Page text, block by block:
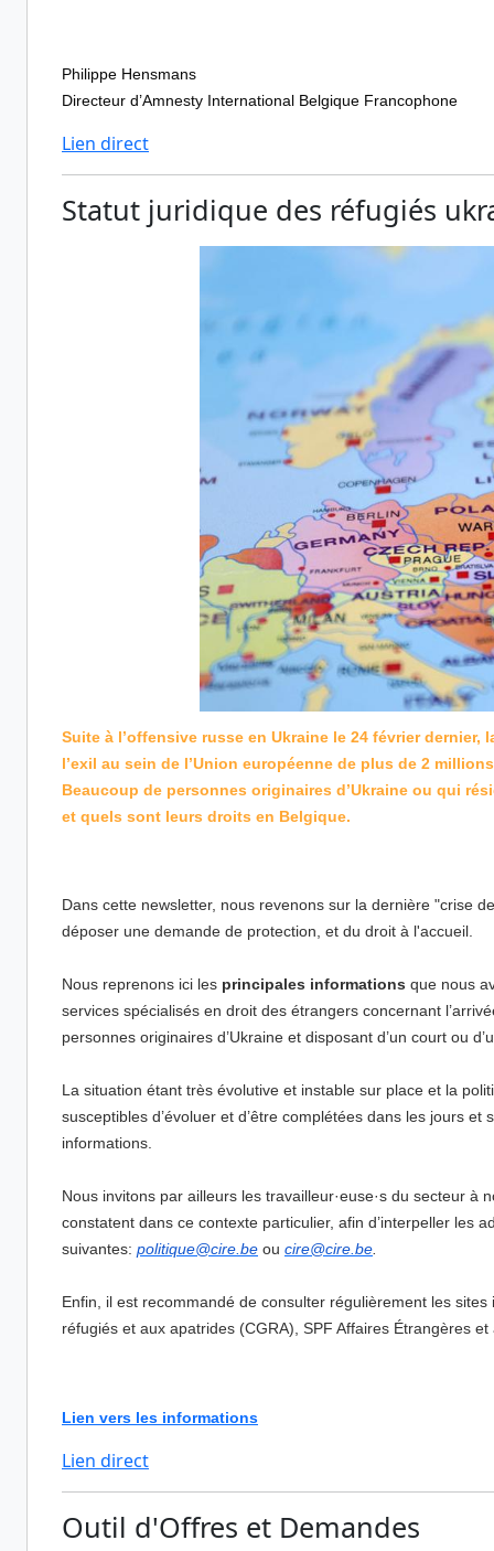
Philippe Hensmans
Directeur d’Amnesty International Belgique Francophone
Lien direct
Statut juridique des réfugiés
Suite à l’offensive russe en Ukraine le 24 février
l’exil au sein de l’Union européenne de plus de 2
Beaucoup de personnes originaires d’Ukraine ou qui
et quels sont leurs droits en Belgique.
Dans cette newsletter, nous revenons sur la dernière "crise
déposer une demande de protection, et du droit à l'accueil.
Nous reprenons ici les principales informations que nous
services spécialisés en droit des étrangers concernant
personnes originaires d’Ukraine et disposant d’un court ou
La situation étant très évolutive et instable sur place et la
susceptibles d’évoluer et d’être complétées dans les jours
informations.
Nous invitons par ailleurs les travailleur·euse·s du secteur
constatent dans ce contexte particulier, afin d’interpeller les
suivantes: politique@cire.be ou cire@cire.be
Enfin, il est recommandé de consulter régulièrement les
réfugiés et aux apatrides (CGRA), SPF Affaires Étrangères
Lien vers les informations
Lien direct
Outil d'Offres et Demandes